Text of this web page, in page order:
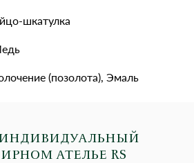
шкатулка
(позолота), Эмаль
АТЕЛЬЕ RS